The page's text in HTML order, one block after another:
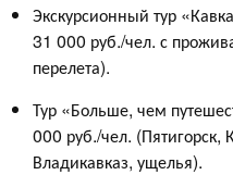
Экскурсионный тур
31 000 руб./чел. с
перелета).
Тур «Больше, чем
000 руб./чел. (Пятигорск,
Владикавказ, ущелья).